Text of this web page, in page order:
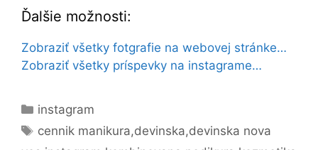
Ďalšie možnosti:
Zobraziť všetky fotgrafie na webovej stránke…
Zobraziť všetky príspevky na instagrame…
Kategórie
instagram
Značky
cennik manikura,devinska,devinska nova